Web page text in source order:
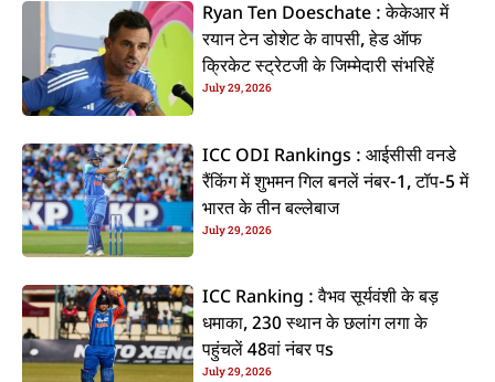
Ryan Ten Doeschate : केकेआर में
रयान टेन डोशेट के वापसी, हेड ऑफ
क्रिकेट स्ट्रेटजी के जिम्मेदारी संभरिहें
July 29, 2026
ICC ODI Rankings : आईसीसी वनडे
रैंकिंग में शुभमन गिल बनलें नंबर-1, टॉप-5 में
भारत के तीन बल्लेबाज
July 29, 2026
ICC Ranking : वैभव सूर्यवंशी के बड़
धमाका, 230 स्थान के छलांग लगा के
पहुंचलें 48वां नंबर पs
July 29, 2026